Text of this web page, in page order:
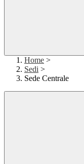
Home >
Sedi >
Sede Centrale